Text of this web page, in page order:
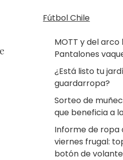
Fútbol Chile
MOTT y del arco
Pantalones
¿Está listo tu
guardarropa?
Sorteo de
que beneficia a
Informe de ropa
viernes frugal:
botón de volante